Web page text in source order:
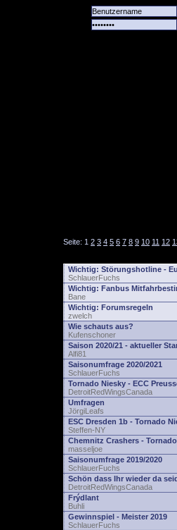
Seite: 1 2 3 4 5 6 7 8 9 10 11 12
Wichtig: Störungshotline -
SchlauerFuchs
Wichtig: Fanbus
Bane
Wichtig: Forumsregeln
zwelch
Wie schauts aus?
Kufenschoner
Saison 2020/21 - aktueller
Alfi81
Saisonumfrage 2020/2021
SchlauerFuchs
Tornado Niesky - ECC
DetroitRedWingsCanada
Umfragen
JörgiLeafs
ESC Dresden 1b - Tornado
Steffen-NY
Chemnitz Crashers -
masseljoe
Saisonumfrage 2019/2020
SchlauerFuchs
Schön dass Ihr wieder da
DetroitRedWingsCanada
Frýdlant
Buhli
Gewinnspiel - Meister 2019
SchlauerFuchs